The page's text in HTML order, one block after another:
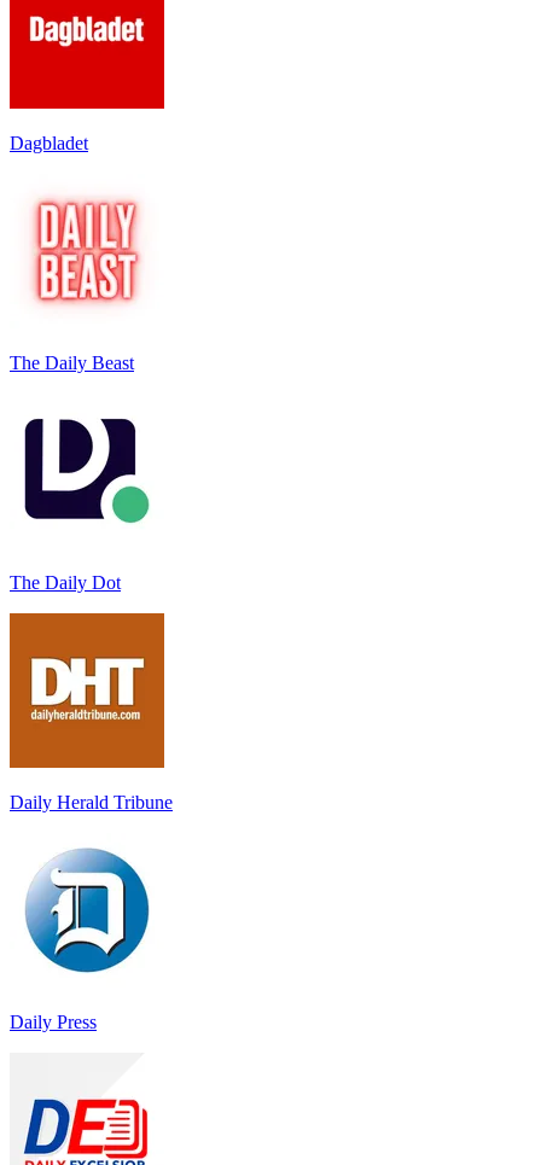
Dagbladet
The Daily Beast
The Daily Dot
Daily Herald Tribune
Daily Press